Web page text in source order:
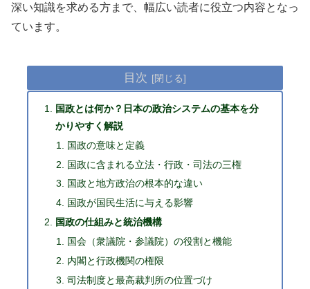
深い知識を求める方まで、幅広い読者に役立つ内容となっ
ています。
目次
国政とは何か？日本の政治システムの基本を分
かりやすく解説
国政の意味と定義
国政に含まれる立法・行政・司法の三権
国政と地方政治の根本的な違い
国政が国民生活に与える影響
国政の仕組みと統治機構
国会（衆議院・参議院）の役割と機能
内閣と行政機関の権限
司法制度と最高裁判所の位置づけ